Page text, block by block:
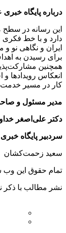
درباره پایگاه
این رسانه در
دارد و با خط
ایران و نگاهی نو
برای رسیدن به
همچنین
انعکاس رویدادها
کار در مسیر خدمت
مدیر مسئول و
دکتر علی‌اصغر
سردبیر پایگاه
سعید زحمت‌کشان
تمام حقوق این
نشر مطالب با ذکر